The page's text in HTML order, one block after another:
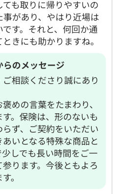
ても取りに帰りやすいの
事があり、やはり近場は
です。それと、何回か通
きにも助かりますね。
らのメッセージ
相談くださり誠にあり
めの言葉をたまわり、
。保険は、形のないも
ず、ご契約をいただい
いとなる特殊な商品と
しでも長い時間をご一
ります。今後ともよろ
。